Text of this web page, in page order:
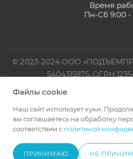
Время
Пн-Сб 9:00 -
© 2023-2024 ООО
5404315975, ОГРН
Официальный представитель
Файлы cookie
Наш сайт использует куки.
вы соглашаетесь на обработку
соответствии с политикой
ПРИНИМАЮ НЕ